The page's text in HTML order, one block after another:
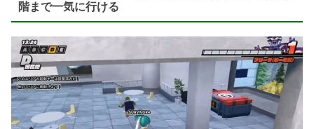
階まで一気に行ける